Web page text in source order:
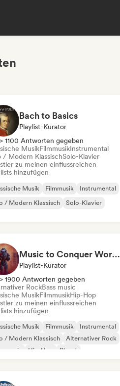
Bach to Basics
Playlist-Kurator
> 1100 Antworten gegeben
MusikFilmmusikInstrumental
/ Modern KlassischSolo-Klavier
zu meinen einflussreichen
hinzufügen
Musik Filmmusik
Instrumental
/ Modern Klassisch
Solo-Klavier
Music to Conquer Worlds To ⚔️ Epic Orchestral, Cinematic & Trailer Music
Playlist-Kurator
> 1900 Antworten gegeben
RockBass music
MusikFilmmusikHip-Hop
zu meinen einflussreichen
hinzufügen
Musik Filmmusik
Instrumental
/ Modern Klassisch
Alternativer Rock
music
Hip-Hop Phonk